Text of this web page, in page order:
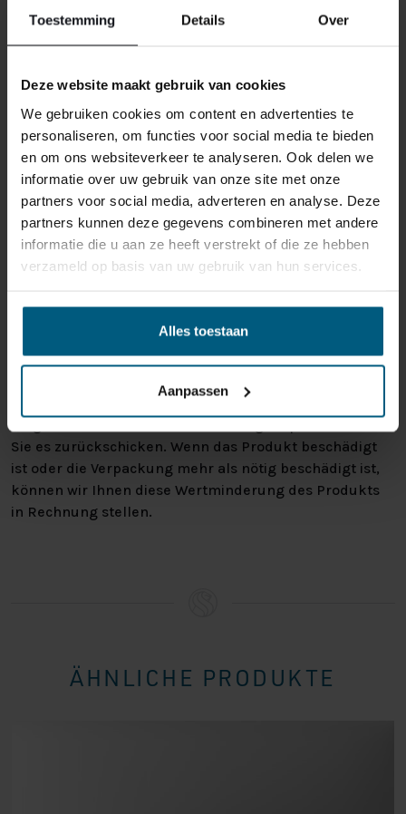
Toestemming Details Over
Deze website maakt gebruik van cookies
We gebruiken cookies om content en advertenties te
personaliseren, om functies voor social media te bieden
en om ons websiteverkeer te analyseren. Ook delen we
informatie over uw gebruik van onze site met onze
partners voor social media, adverteren en analyse. Deze
partners kunnen deze gegevens combineren met andere
informatie die u aan ze heeft verstrekt of die ze hebben
verzameld op basis van uw gebruik van hun services.
Alles toestaan
Aanpassen
Individuell gestaltete Artikel wie Matratzen,
Lattenroste, Obermatratzen und Boxspring-
Sets fallen NICHT unter die
Rückgabebestimmungen und können von
uns nicht zurückgenommen werden.
Manchmal möchten Sie vielleicht eine Bestellung
warum Sie die Bestellung nicht wünschen. In jedem Fall
haben Sie das Recht, Ihre Bestellung bis zu14 Tage
nach Erhalt ohne Angabe von Gründen zu widerrufen
Bitte behandeln Sie das Produkt sorgfältig und
Sie es zurückschicken. Wenn das Produkt beschädigt
ist oder die Verpackung mehr als nötig beschädigt ist,
können wir Ihnen diese Wertminderung des Produkts
in Rechnung stellen.
ÄHNLICHE PRODUKTE